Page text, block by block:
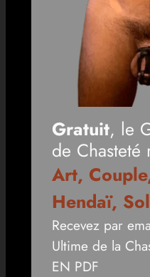
Gratuit, le
de Chasteté
Art,
Hendaï,
Recevez par
Ultime de la
EN PDF